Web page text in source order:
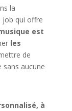
la
job qui offre
est
les
de
aucune
à